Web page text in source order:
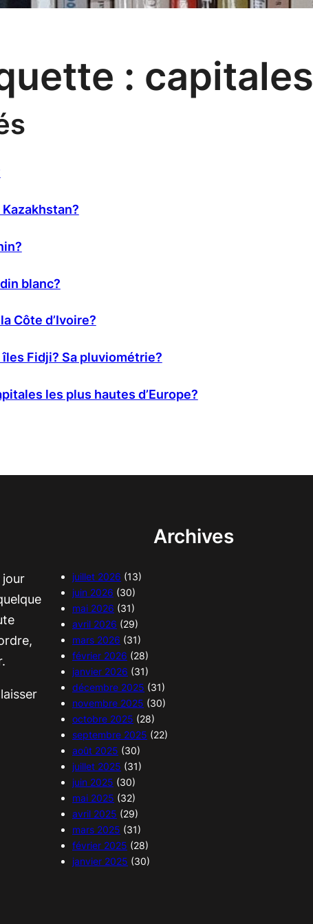
: capitales
blanc?
Côte d’Ivoire?
Fidji? Sa pluviométrie?
les plus hautes d’Europe?
jour
Archives
juillet 2026 (13)
juin 2026 (30)
mai 2026 (31)
avril 2026 (29)
mars 2026 (31)
février 2026 (28)
janvier 2026 (31)
décembre 2025 (31)
novembre 2025 (30)
octobre 2025 (28)
septembre 2025 (22)
août 2025 (30)
juillet 2025 (31)
juin 2025 (30)
mai 2025 (32)
avril 2025 (29)
mars 2025 (31)
février 2025 (28)
janvier 2025 (30)